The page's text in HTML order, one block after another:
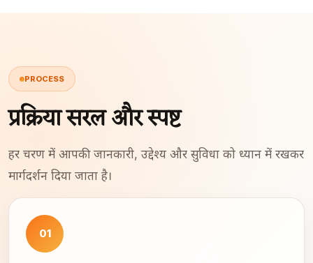
PROCESS
प्रक्रिया सरल और स्पष्ट
हर चरण में आपकी जानकारी, उद्देश्य और सुविधा को ध्यान में रखकर
मार्गदर्शन दिया जाता है।
01